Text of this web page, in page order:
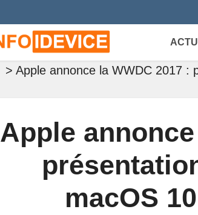
Apple annonce la WWDC 2017 :
Apple
macOS